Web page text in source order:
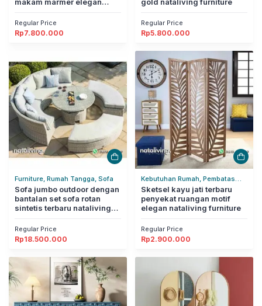
Regular Price
Rp7.800.000
Regular Price
Rp5.800.000
Furniture, Rumah Tangga, Sofa
Sofa jumbo outdoor dengan
bantalan set sofa rotan
sintetis terbaru nataliving
Regular Price
Rp18.500.000
Kebutuhan Rumah, Pembatas
Ruangan, Rumah Tangga
Sketsel kayu jati terbaru
penyekat ruangan motif
elegan nataliving furniture
Regular Price
Rp2.900.000